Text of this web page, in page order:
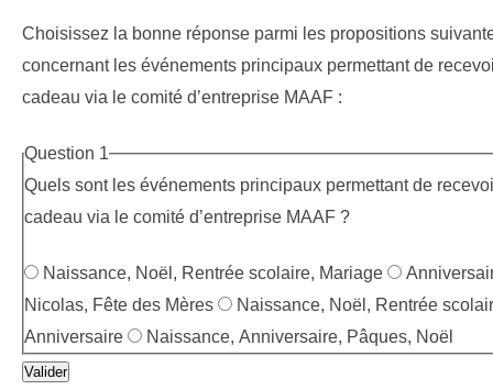
Choisissez la bonne réponse parmi les propositions
concernant les événements principaux permettant de
cadeau via le comité d’entreprise MAAF :
Question 1
Quels sont les événements principaux permettant de
cadeau via le comité d’entreprise MAAF ?
Naissance, Noël, Rentrée scolaire, Mariage
Nicolas, Fête des Mères
Naissance, Noël, Rentrée
Anniversaire
Naissance, Anniversaire, Pâques, Noël
Valider